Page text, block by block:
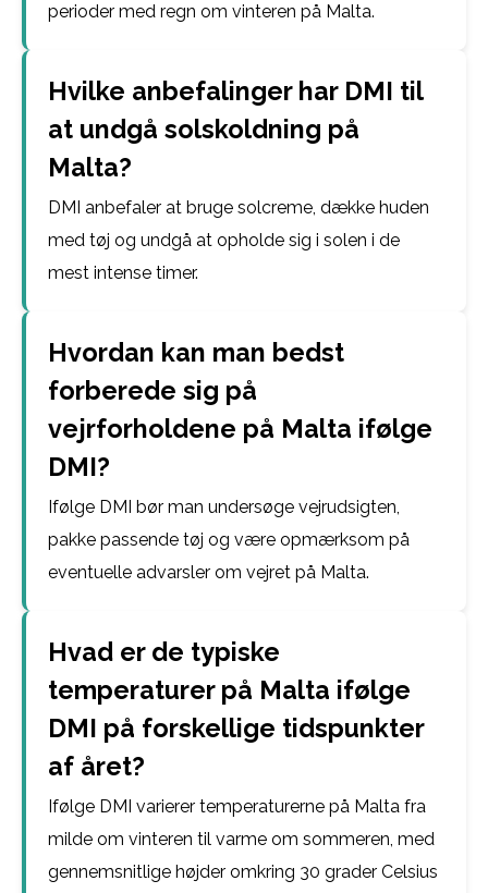
perioder med regn om vinteren på Malta.
Hvilke anbefalinger har DMI til
at undgå solskoldning på
Malta?
DMI anbefaler at bruge solcreme, dække huden
med tøj og undgå at opholde sig i solen i de
mest intense timer.
Hvordan kan man bedst
forberede sig på
vejrforholdene på Malta ifølge
DMI?
Ifølge DMI bør man undersøge vejrudsigten,
pakke passende tøj og være opmærksom på
eventuelle advarsler om vejret på Malta.
Hvad er de typiske
temperaturer på Malta ifølge
DMI på forskellige tidspunkter
af året?
Ifølge DMI varierer temperaturerne på Malta fra
milde om vinteren til varme om sommeren, med
gennemsnitlige højder omkring 30 grader Celsius